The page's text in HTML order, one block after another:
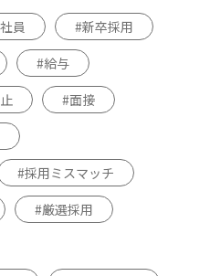
員
新卒採用
給与
面接
採用ミスマッチ
厳選採用